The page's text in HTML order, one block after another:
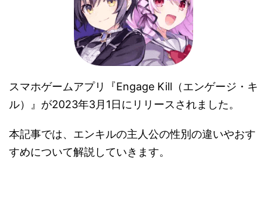
スマホゲームアプリ『Engage Kill（エンゲージ・キ
ル）』が2023年3月1日にリリースされました。
本記事では、エンキルの主人公の性別の違いやおす
すめについて解説していきます。